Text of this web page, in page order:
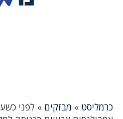
כרמליסט » מבזקים » לפני